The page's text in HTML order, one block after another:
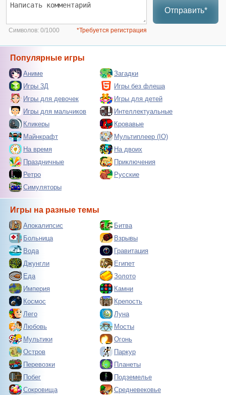
Отправить*
Символов: 0/1000 *Требуется регистрация
Популярные игры
Аниме
Загадки
Игры 3Д
Игры без флеша
Игры для девочек
Игры для детей
Игры для мальчиков
Интеллектуальные
Кликеры
Кровавые
Майнкрафт
Мультиплеер (IO)
На время
На двоих
Праздничные
Приключения
Ретро
Русские
Симуляторы
Игры на разные темы
Апокалипсис
Битва
Больница
Взрывы
Вода
Гравитация
Джунгли
Египет
Еда
Золото
Империя
Камни
Космос
Крепость
Лего
Луна
Любовь
Мосты
Мультики
Огонь
Остров
Паркур
Перевозки
Планеты
Побег
Подземелье
Сокровища
Средневековье